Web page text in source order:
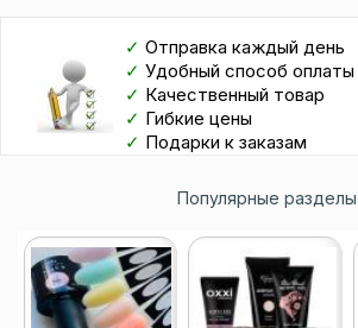
✓ Отправка каждый день
✓ Удобный способ оплаты
✓ Качественный товар
✓ Гибкие цены
✓ Подарки к заказам
Популярные разделы